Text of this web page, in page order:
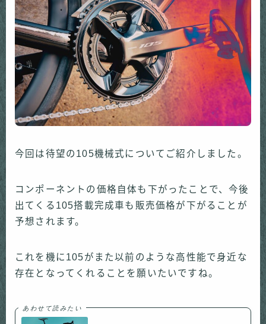
今回は待望の105機械式についてご紹介しました。
コンポーネントの価格自体も下がったことで、今後
出てくる105搭載完成車も販売価格が下がることが
予想されます。
これを機に105がまた以前のような高性能で身近な
存在となってくれることを願いたいですね。
あわせて読みたい